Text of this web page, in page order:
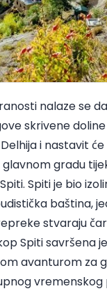
nalaze se
skrivene
i nastavit
gradu
Spiti je bio
baština,
stvaraju
Spiti
avanturom za